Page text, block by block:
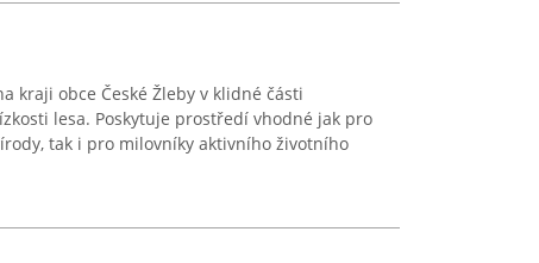
kraji obce České Žleby v klidné části
lesa. Poskytuje prostředí vhodné jak pro
tak i pro milovníky aktivního životního